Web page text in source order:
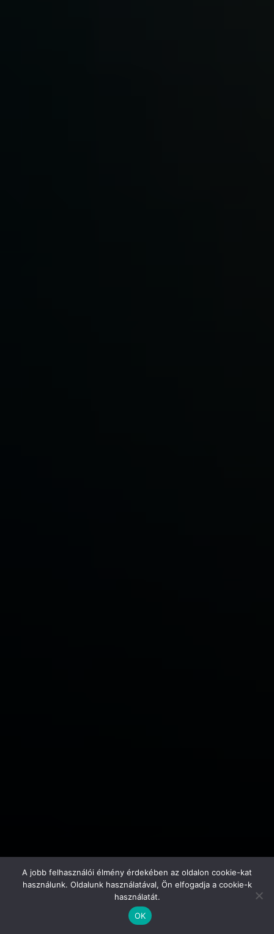
A jobb felhasználói élmény érdekében az oldalon cookie-kat
használunk. Oldalunk használatával, Ön elfogadja a cookie-k
használatát.
OK